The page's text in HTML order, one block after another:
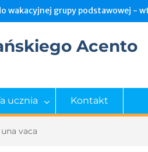
wakacyjnej grupy podstawowej -
Acento
ucznia Kontakt
vaca